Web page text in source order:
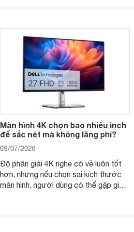
thay vì chỉ so sánh cấu hình trên giấy.
Màn hình 4K chọn bao nhiêu inch
để sắc nét mà không lãng phí?
09/07/2026
Độ phân giải 4K nghe có vẻ luôn tốt
hơn, nhưng nếu chọn sai kích thước
màn hình, người dùng có thể gặp giao